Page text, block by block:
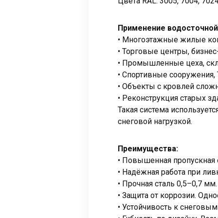
Применение
• Многоэтажные жилые
• Торговые центры,
• Промышленные цеха,
• Спортивные
• Объекты с кровлей
• Реконструкция старых
Такая система
снеговой нагрузкой.
Преимущества:
• Повышенная
• Надёжная работа при
• Прочная сталь 0,5–0,7
• Защита от коррозии.
• Устойчивость к